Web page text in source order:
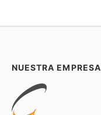
NUESTRA EMPRESA